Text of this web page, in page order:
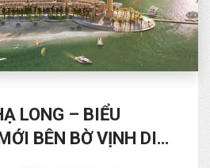
LONG – BIỂU
BÊN BỜ VỊNH DI